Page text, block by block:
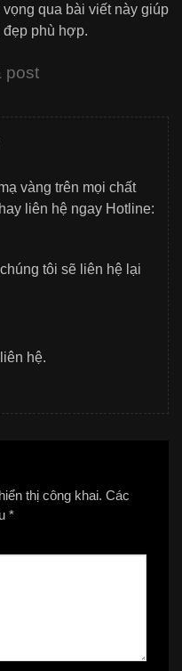
qua bài viết này giúp
phù hợp.
post
vàng trên mọi chất
liên hệ ngay Hotline:
tôi sẽ liên hệ lại
hệ.
thị công khai. Các
*